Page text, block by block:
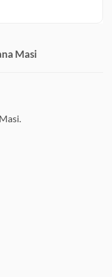
Masi